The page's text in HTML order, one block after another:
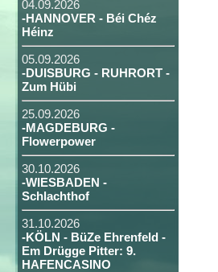
04.09.2026
-HANNOVER - Béi Chéz
Héinz
05.09.2026
-DUISBURG - RUHRORT -
Zum Hübi
25.09.2026
-MAGDEBURG -
Flowerpower
30.10.2026
-WIESBADEN -
Schlachthof
31.10.2026
-KÖLN - BüZe Ehrenfeld -
Em Drügge Pitter: 9.
HAFENCASINO